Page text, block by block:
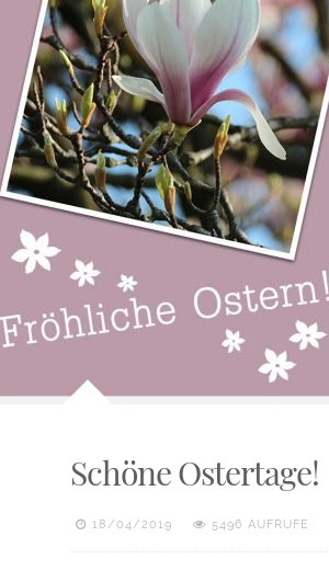
Schöne Ostertage!
18/04/2019 5496 AUFRUFE